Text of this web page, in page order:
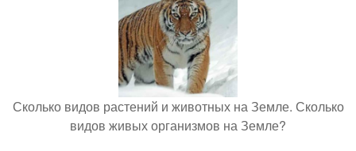
Сколько видов растений и животных на Земле. Сколько
видов живых организмов на Земле?